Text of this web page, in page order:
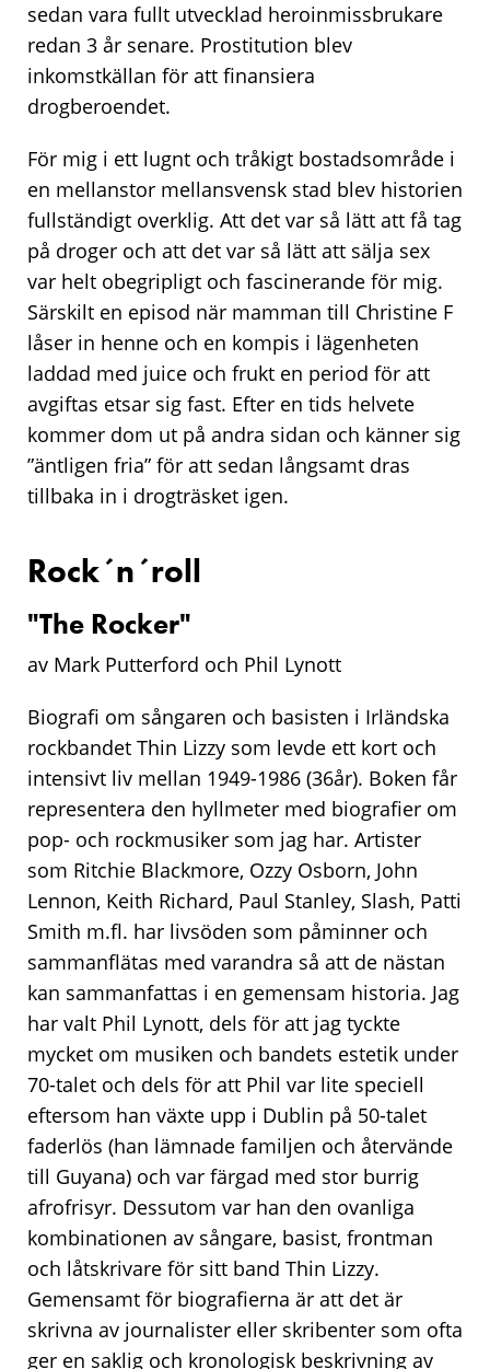
sedan vara fullt utvecklad heroinmissbrukare
redan 3 år senare. Prostitution blev
inkomstkällan för att finansiera
drogberoendet.
För mig i ett lugnt och tråkigt bostadsområde i
en mellanstor mellansvensk stad blev historien
fullständigt overklig. Att det var så lätt att få tag
på droger och att det var så lätt att sälja sex
var helt obegripligt och fascinerande för mig.
Särskilt en episod när mamman till Christine F
låser in henne och en kompis i lägenheten
laddad med juice och frukt en period för att
avgiftas etsar sig fast. Efter en tids helvete
kommer dom ut på andra sidan och känner sig
”äntligen fria” för att sedan långsamt dras
tillbaka in i drogträsket igen.
Rock´n´roll
"The Rocker"
av Mark Putterford och Phil Lynott
Biografi om sångaren och basisten i Irländska
rockbandet Thin Lizzy som levde ett kort och
intensivt liv mellan 1949-1986 (36år). Boken får
representera den hyllmeter med biografier om
pop- och rockmusiker som jag har. Artister
som Ritchie Blackmore, Ozzy Osborn, John
Lennon, Keith Richard, Paul Stanley, Slash, Patti
Smith m.fl. har livsöden som påminner och
sammanflätas med varandra så att de nästan
kan sammanfattas i en gemensam historia. Jag
har valt Phil Lynott, dels för att jag tyckte
mycket om musiken och bandets estetik under
70-talet och dels för att Phil var lite speciell
eftersom han växte upp i Dublin på 50-talet
faderlös (han lämnade familjen och återvände
till Guyana) och var färgad med stor burrig
afrofrisyr. Dessutom var han den ovanliga
kombinationen av sångare, basist, frontman
och låtskrivare för sitt band Thin Lizzy.
Gemensamt för biografierna är att det är
skrivna av journalister eller skribenter som ofta
ger en saklig och kronologisk beskrivning av